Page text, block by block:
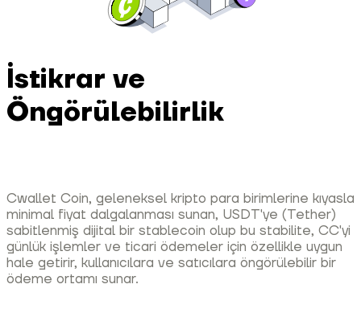
İstikrar ve
Öngörülebilirlik
Cwallet Coin, geleneksel kripto para birimlerine kıyasla
minimal fiyat dalgalanması sunan, USDT'ye (Tether)
sabitlenmiş dijital bir stablecoin olup bu stabilite, CC'yi
günlük işlemler ve ticari ödemeler için özellikle uygun
hale getirir, kullanıcılara ve satıcılara öngörülebilir bir
ödeme ortamı sunar.